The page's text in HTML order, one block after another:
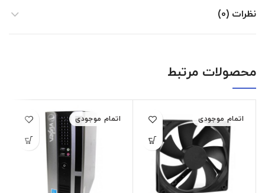
نظرات (0)
محصولات مرتبط
اتمام موجودی اتمام موجودی